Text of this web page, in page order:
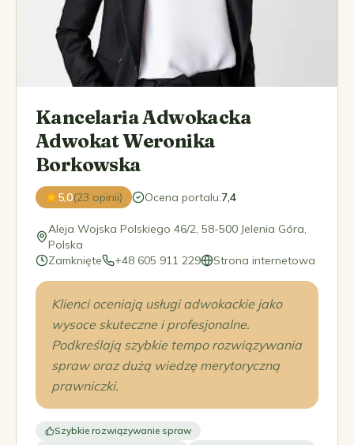
Kancelaria Adwokacka
Adwokat Weronika
Borkowska
5,0(23 opinii) Ocena portalu:7,4
Aleja Wojska Polskiego 46/2, 58-500 Jelenia Góra,
Polska
Zamknięte
+48 605 911 229 Strona internetowa
Klienci oceniają usługi adwokackie jako
wysoce skuteczne i profesjonalne.
Podkreślają szybkie tempo rozwiązywania
spraw oraz dużą wiedzę merytoryczną
prawniczki.
Szybkie rozwiązywanie spraw